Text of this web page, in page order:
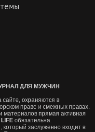
ДЛЯ МУЖЧИН
охраняются в
праве и смежных правах.
материалов прямая активная
обязательна.
который заслуженно входит в